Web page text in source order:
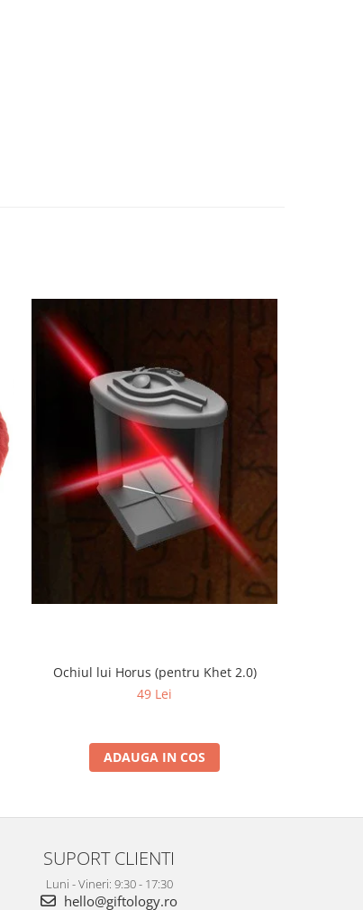
Ochiul lui Horus (pentru Khet 2.0)
49 Lei
ADAUGA IN COS
SUPORT CLIENTI
Luni - Vineri: 9:30 - 17:30
hello@giftology.ro